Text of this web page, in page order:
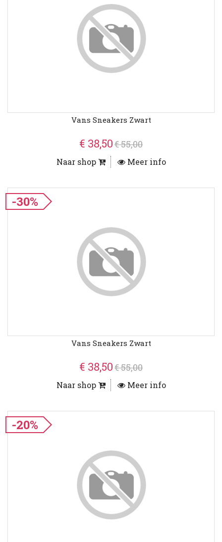
Vans Sneakers Zwart
€ 38,50€ 55,00
Naar shop Meer info
-30%
Vans Sneakers Zwart
€ 38,50€ 55,00
Naar shop Meer info
-20%